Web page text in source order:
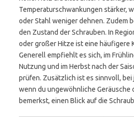
Temperaturschwankungen stärker,
oder Stahl weniger dehnen. Zudem
den Zustand der Schrauben. In
oder großer Hitze ist eine häufigere
Generell empfiehlt es sich, im
Nutzung und im Herbst nach der
prüfen. Zusätzlich ist es sinnvoll, bei
wenn du ungewöhnliche Geräusche
bemerkst, einen Blick auf die